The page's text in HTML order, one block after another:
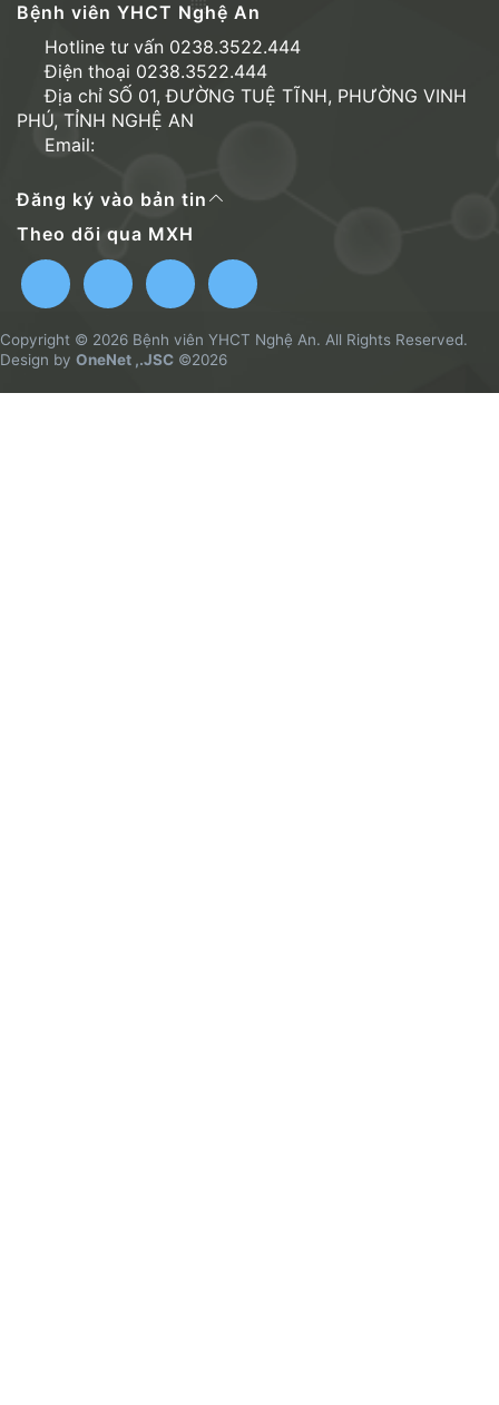
Bệnh viên YHCT Nghệ An
Hotline tư vấn 0238.3522.444
Điện thoại 0238.3522.444
Địa chỉ SỐ 01, ĐƯỜNG TUỆ TĨNH, PHƯỜNG VINH
PHÚ, TỈNH NGHỆ AN
Email:
Đăng ký vào bản tin
Theo dõi qua MXH
Copyright © 2026 Bệnh viên YHCT Nghệ An. All Rights Reserved.
Design by OneNet ,.JSC ©2026